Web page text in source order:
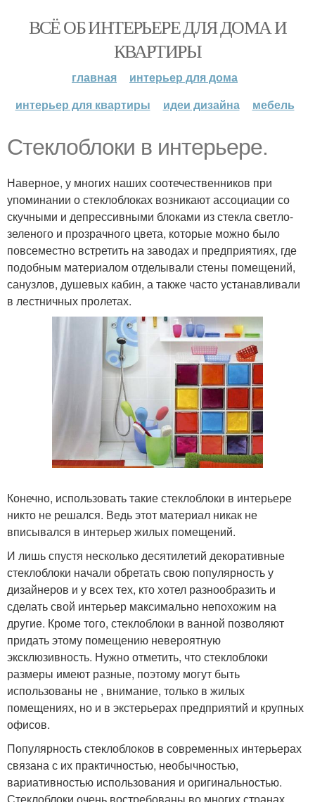
ВСЁ ОБ ИНТЕРЬЕРЕ ДЛЯ ДОМА И
КВАРТИРЫ
главная
интерьер для дома
интерьер для квартиры
идеи дизайна мебель
Стеклоблоки в интерьере.
Наверное, у многих наших соотечественников при
упоминании о стеклоблоках возникают ассоциации со
скучными и депрессивными блоками из стекла светло-
зеленого и прозрачного цвета, которые можно было
повсеместно встретить на заводах и предприятиях, где
подобным материалом отделывали стены помещений,
санузлов, душевых кабин, а также часто устанавливали
в лестничных пролетах.
Конечно, использовать такие стеклоблоки в интерьере
никто не решался. Ведь этот материал никак не
вписывался в интерьер жилых помещений.
И лишь спустя несколько десятилетий декоративные
стеклоблоки начали обретать свою популярность у
дизайнеров и у всех тех, кто хотел разнообразить и
сделать свой интерьер максимально непохожим на
другие. Кроме того, стеклоблоки в ванной позволяют
придать этому помещению невероятную
эксклюзивность. Нужно отметить, что стеклоблоки
размеры имеют разные, поэтому могут быть
использованы не , внимание, только в жилых
помещениях, но и в экстерьерах предприятий и крупных
офисов.
Популярность стеклоблоков в современных интерьерах
связана с их практичностью, необычностью,
вариативностью использования и оригинальностью.
Стеклоблоки очень востребованы во многих странах